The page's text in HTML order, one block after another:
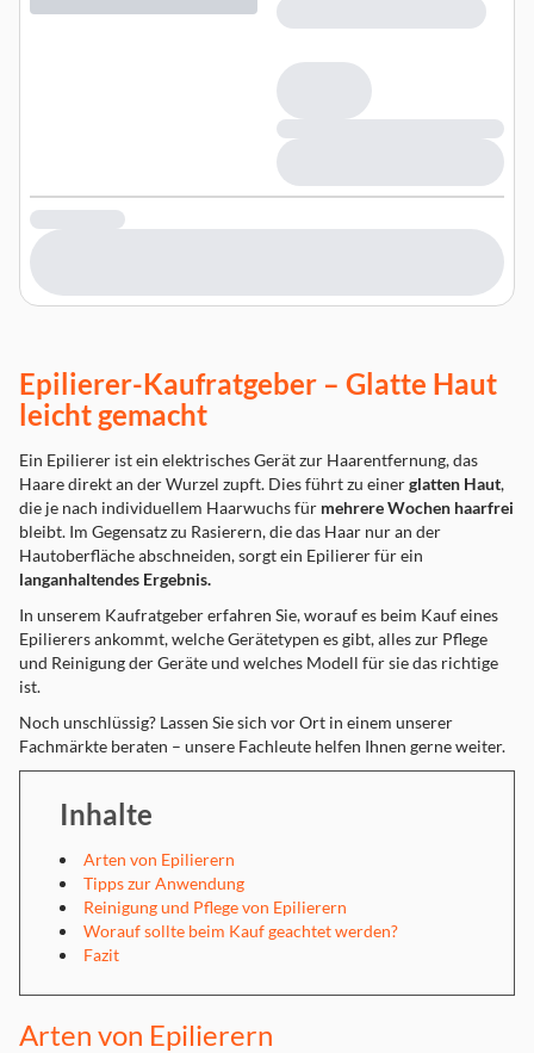
Epilierer-Kaufratgeber – Glatte Haut
leicht gemacht
Ein Epilierer ist ein elektrisches Gerät zur Haarentfernung, das
Haare direkt an der Wurzel zupft. Dies führt zu einerglatten Haut,
die je nach individuellem Haarwuchs für mehrere Wochen haarfrei
bleibt. Im Gegensatz zu Rasierern, die das Haar nur an der
Hautoberfläche abschneiden, sorgt ein Epilierer für ein
langanhaltendes Ergebnis.
In unserem Kaufratgeber erfahren Sie, worauf es beim Kauf eines
Epilierers ankommt, welche Gerätetypen es gibt, alles zur Pflege
und Reinigung der Geräte und welches Modell für sie das richtige
ist.
Noch unschlüssig? Lassen Sie sich vor Ort in einem unserer
Fachmärkte beraten – unsere Fachleute helfen Ihnen gerne weiter.
Inhalte
Arten von Epilierern
Tipps zur Anwendung
Reinigung und Pflege von Epilierern
Worauf sollte beim Kauf geachtet werden?
Fazit
Arten von Epilierern